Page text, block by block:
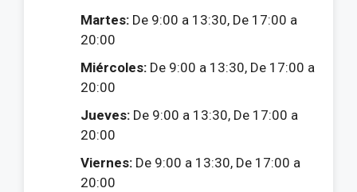
Martes: De 9:00 a 13:30, De 17:00 a
20:00
Miércoles: De 9:00 a 13:30, De 17:00 a
20:00
Jueves: De 9:00 a 13:30, De 17:00 a
20:00
Viernes: De 9:00 a 13:30, De 17:00 a
20:00